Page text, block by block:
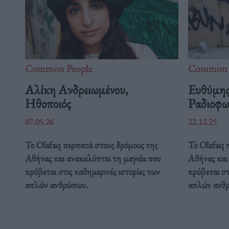
Common People
Αλίκη Ανδρειωμένου,
Ηθοποιός
07.05.26
Το Olafaq περπατά στους δρόμους της
Αθήνας και ανακαλύπτει τη μαγεία που
κρύβεται στις καθημερινές ιστορίες των
απλών ανθρώπων.
Common
22.12.25
Το Olafaq
Αθήνας
κρύβεται
απλών